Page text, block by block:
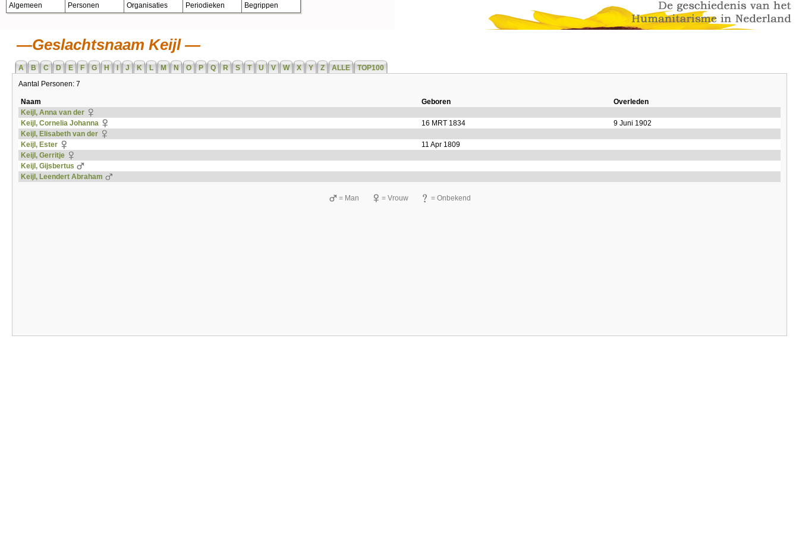
Algemeen Personen Organisaties Periodieken Begrippen
Geslachtsnaam Keijl
A B C D E F G H J K L M N O P Q R S T U V W X Y Z ALLE
TOP100
Aantal Personen: 7
Naam Geboren
Overleden
Keijl, Anna van der
Keijl, Cornelia Johanna
16 MRT 1834
9 Juni 1902
Keijl, Elisabeth van der
Keijl, Ester
11 Apr 1809
Keijl, Gerritje
Keijl, Gijsbertus
Keijl, Leendert Abraham
= Man = Vrouw = Onbekend